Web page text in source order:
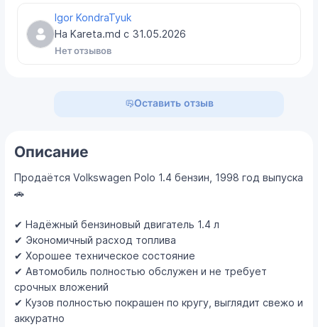
Igor KondraTyuk
На Kareta.md с 31.05.2026
Нет отзывов
Оставить отзыв
Описание
Продаётся Volkswagen Polo 1.4 бензин, 1998 год выпуска
🚗
✔ Надёжный бензиновый двигатель 1.4 л
✔ Экономичный расход топлива
✔ Хорошее техническое состояние
✔ Автомобиль полностью обслужен и не требует
срочных вложений
✔ Кузов полностью покрашен по кругу, выглядит свежо и
аккуратно